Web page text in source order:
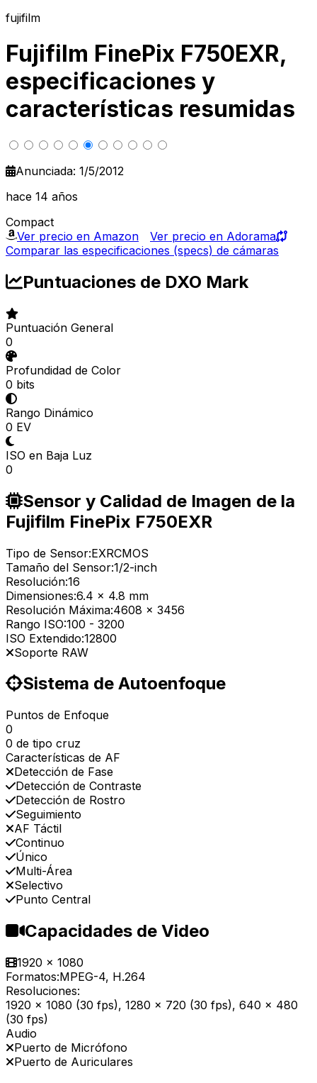
fujifilm
Fujifilm FinePix F750EXR,
especificaciones y
características resumidas
Anunciada: 1/5/2012
hace 14 años
Compact
Ver precio en Amazon
Ver precio en Adorama
Comparar las especificaciones (specs) de cámaras
Puntuaciones de DXO Mark
Puntuación General
0
Profundidad de Color
0 bits
Rango Dinámico
0 EV
ISO en Baja Luz
0
Sensor y Calidad de Imagen de la
Fujifilm FinePix F750EXR
Tipo de Sensor:EXRCMOS
Tamaño del Sensor:1/2-inch
Resolución:16
Dimensiones:6.4 x 4.8 mm
Resolución Máxima:4608 x 3456
Rango ISO:100 - 3200
ISO Extendido:12800
Soporte RAW
Sistema de Autoenfoque
Puntos de Enfoque
0
0 de tipo cruz
Características de AF
Detección de Fase
Detección de Contraste
Detección de Rostro
Seguimiento
AF Táctil
Continuo
Único
Multi-Área
Selectivo
Punto Central
Capacidades de Video
1920 x 1080
Formatos:MPEG-4, H.264
Resoluciones:
1920 x 1080 (30 fps), 1280 x 720 (30 fps), 640 x 480
(30 fps)
Audio
Puerto de Micrófono
Puerto de Auriculares